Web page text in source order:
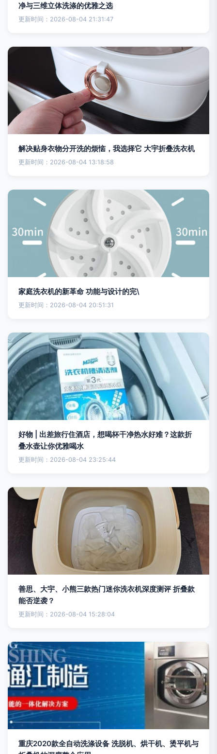
净与三维立体洗涤的优雅之选
更新时间：2026-08-04 21:31:47
解决贴身衣物分开洗的烦恼，我选择它 大宇折叠洗衣机
更新时间：2026-08-04 13:18:58
家庭洗衣机的新革命 功能与设计的完\
更新时间：2026-08-04 20:51:31
好物 | 出差旅行住酒店，想喝杯干净热水好难？这款折
叠水壶让你优雅喝水
更新时间：2026-08-04 23:25:44
善思、大宇、小熊三款热门迷你洗衣机深度测评 折叠款
能否逆袭？
更新时间：2026-08-04 15:28:04
重庆2020款全自动洗涤设备 洗脱机、烘干机、烫平机与